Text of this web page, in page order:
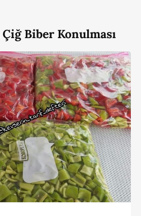
Biber Konulması